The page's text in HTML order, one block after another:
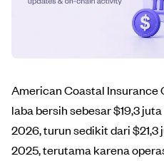
American Coastal Insurance
laba bersih sebesar $19,3
2026, turun sedikit dari
2025, terutama karena